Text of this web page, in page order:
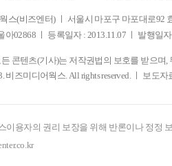
스(비즈엔터) ㅣ 서울시 마포구 마포대로92
아02868 ㅣ 등록일자 : 2013.11.07 ㅣ 발행일
콘텐츠(기사)는 저작권법의 보호를 받으며
비즈미디어웍스. All rights reserved. ㅣ 보도
이용자의 권리 보장을 위해 반론이나 정정